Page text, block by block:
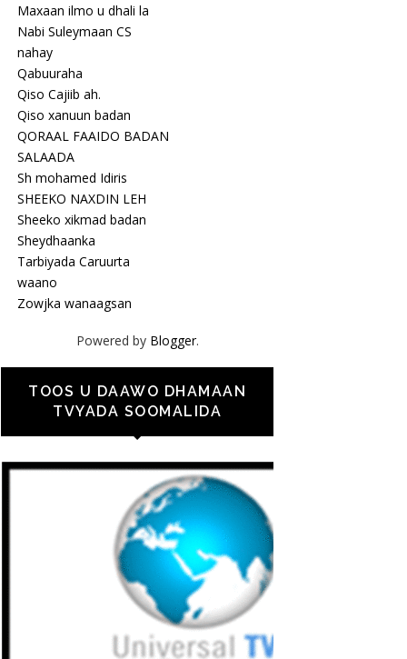
Maxaan ilmo u dhali la
Nabi Suleymaan CS
nahay
Qabuuraha
Qiso Cajiib ah.
Qiso xanuun badan
QORAAL FAAIDO BADAN
SALAADA
Sh mohamed Idiris
SHEEKO NAXDIN LEH
Sheeko xikmad badan
Sheydhaanka
Tarbiyada Caruurta
waano
Zowjka wanaagsan
Powered by Blogger.
TOOS U DAAWO DHAMAAN
TVYADA SOOMALIDA